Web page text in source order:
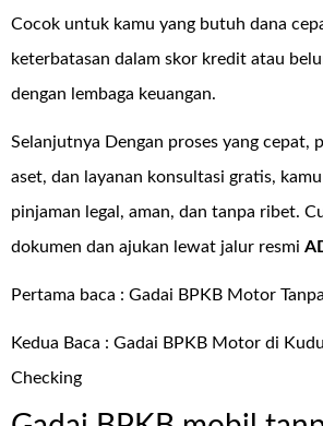
Cocok untuk kamu yang butuh dana
keterbatasan dalam skor kredit atau
dengan lembaga keuangan.
Selanjutnya Dengan proses yang cepat,
aset, dan layanan konsultasi gratis,
pinjaman legal, aman, dan tanpa ribet.
dokumen dan ajukan lewat jalur resmi
Pertama baca : Gadai BPKB Motor
Kedua Baca : Gadai BPKB Motor di
Checking